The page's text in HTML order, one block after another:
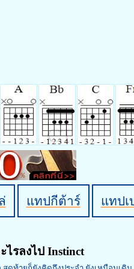
แทปกีต้าร์ แทปเ
ไรลงไป Instinct